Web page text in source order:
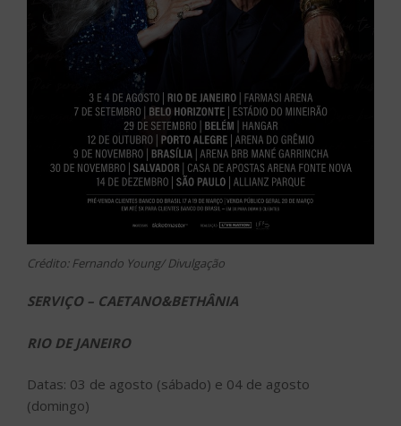
Crédito: Fernando Young/ Divulgação
SERVIÇO – CAETANO&BETHÂNIA
RIO DE JANEIRO
Datas: 03 de agosto (sábado) e 04 de agosto
(domingo)